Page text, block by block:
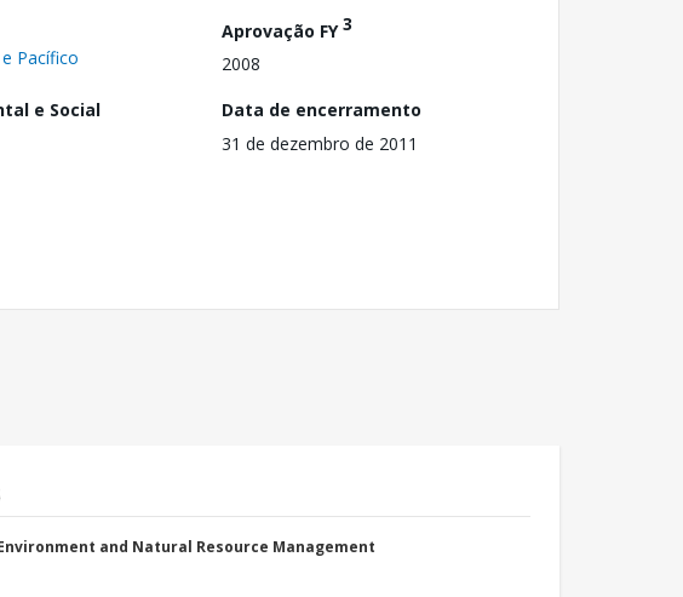
Pacífico
Aprovação FY3
2008
e Social
Data de encerramento
31 de dezembro de 2011
Environment and Natural Resource Management